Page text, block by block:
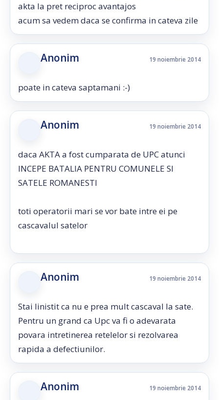
akta la pret reciproc avantajos
acum sa vedem daca se confirma in cateva zile
Anonim 19 noiembrie 2014
poate in cateva saptamani :-)
Anonim 19 noiembrie 2014
daca AKTA a fost cumparata de UPC atunci
INCEPE BATALIA PENTRU COMUNELE SI
SATELE ROMANESTI
toti operatorii mari se vor bate intre ei pe
cascavalul satelor
Anonim 19 noiembrie 2014
Stai linistit ca nu e prea mult cascaval la sate.
Pentru un grand ca Upc va fi o adevarata
povara intretinerea retelelor si rezolvarea
rapida a defectiunilor.
Anonim 19 noiembrie 2014